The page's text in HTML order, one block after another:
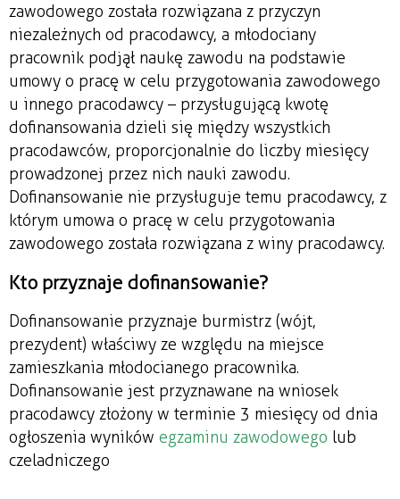
zawodowego została rozwiązana z przyczyn
niezależnych od pracodawcy, a młodociany
pracownik podjął naukę zawodu na podstawie
umowy o pracę w celu przygotowania zawodowego
u innego pracodawcy – przysługującą kwotę
dofinansowania dzieli się między wszystkich
pracodawców, proporcjonalnie do liczby miesięcy
prowadzonej przez nich nauki zawodu.
Dofinansowanie nie przysługuje temu pracodawcy, z
którym umowa o pracę w celu przygotowania
zawodowego została rozwiązana z winy pracodawcy.
Kto przyznaje dofinansowanie?
Dofinansowanie przyznaje burmistrz (wójt,
prezydent) właściwy ze względu na miejsce
zamieszkania młodocianego pracownika.
Dofinansowanie jest przyznawane na wniosek
pracodawcy złożony w terminie 3 miesięcy od dnia
ogłoszenia wyników egzaminu zawodowego lub
czeladniczego